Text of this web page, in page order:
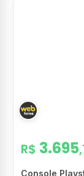
R$ 3.695
Console